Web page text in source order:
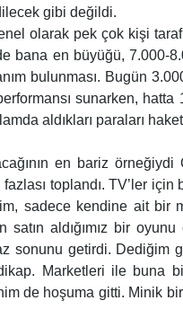
gibi değildi.
olarak pek çok kişi
bana en büyüğü, 7.000-
bulunması. Bugün
sunarken, hatta
aldıkları paraları
en bariz
toplandı. TV’ler için
sadece kendine ait bir
satın aldığımız bir
sonunu getirdi. Dediğim
Marketleri ile buna
de hoşuma gitti. Minik bir